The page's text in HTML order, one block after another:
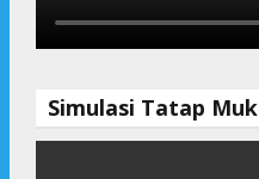
Simulasi Tatap